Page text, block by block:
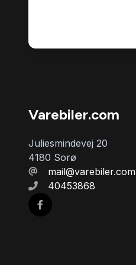
Varebiler.com
Juliesmindevej 20
4180 Sorø
mail@varebiler.com
40453868